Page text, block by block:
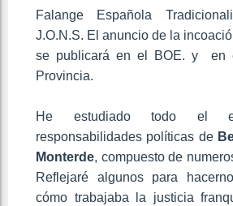
Falange Española
J.O.N.S. El anuncio de la
se publicará en el BOE. y en
Provincia.
He estudiado todo el
responsabilidades políticas de
Monterde, compuesto de
Reflejaré algunos para
cómo trabajaba la justicia